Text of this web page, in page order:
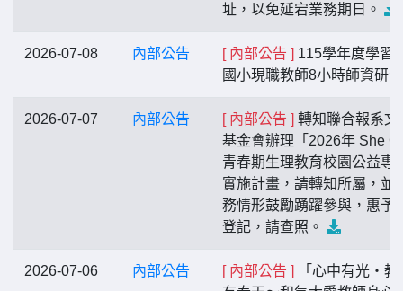
址，以免延宕業務期日。
2026-07-08 內部公告 [ 內部公告 ] 115學年度學習
國小現職教師8小時師資研
2026-07-07 內部公告 [ 內部公告 ] 轉知聯合報系文
基金會辦理「2026年 She
青春期生理教育校園公益專
實施計畫，請轉知所屬，並
務情形鼓勵踴躍參與，惠予
登記，請查照。
2026-07-06 內部公告 [ 內部公告 ]
「心中有光・教